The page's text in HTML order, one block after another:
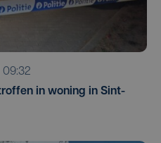
09:32
in woning in Sint-